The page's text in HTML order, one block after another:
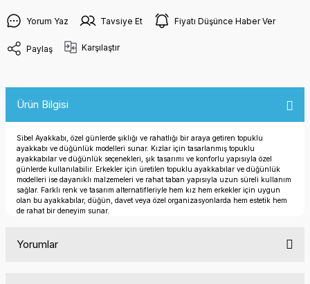
Yorum Yaz Tavsiye Et Fiyatı Düşünce Haber Ver
Paylaş Karşılaştır
Ürün Bilgisi
Sibel Ayakkabı, özel günlerde şıklığı ve rahatlığı bir araya getiren topuklu
ayakkabı ve düğünlük modelleri sunar. Kızlar için tasarlanmış topuklu
ayakkabılar ve düğünlük seçenekleri, şık tasarımı ve konforlu yapısıyla özel
günlerde kullanılabilir. Erkekler için üretilen topuklu ayakkabılar ve düğünlük
modelleri ise dayanıklı malzemeleri ve rahat taban yapısıyla uzun süreli kullanım
sağlar. Farklı renk ve tasarım alternatifleriyle hem kız hem erkekler için uygun
olan bu ayakkabılar, düğün, davet veya özel organizasyonlarda hem estetik hem
de rahat bir deneyim sunar.
Yorumlar